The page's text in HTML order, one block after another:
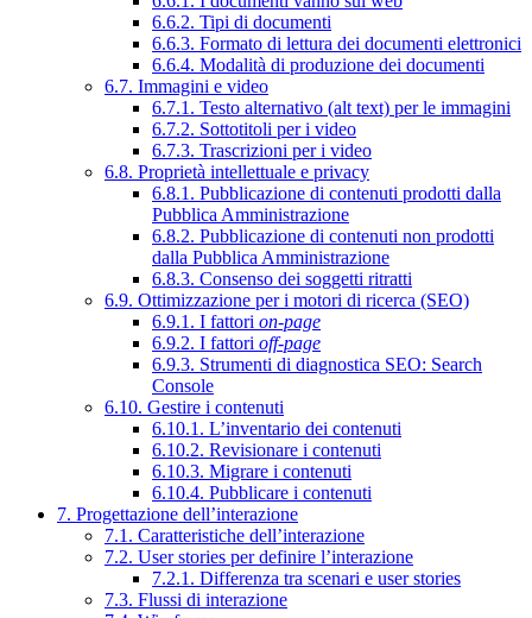
6.6.2. Tipi di documenti
6.6.3. Formato di lettura dei documenti elettronici
6.6.4. Modalità di produzione dei documenti
6.7. Immagini e video
6.7.1. Testo alternativo (alt text) per le immagini
6.7.2. Sottotitoli per i video
6.7.3. Trascrizioni per i video
6.8. Proprietà intellettuale e privacy
6.8.1. Pubblicazione di contenuti prodotti dalla
Pubblica Amministrazione
6.8.2. Pubblicazione di contenuti non prodotti
dalla Pubblica Amministrazione
6.8.3. Consenso dei soggetti ritratti
6.9. Ottimizzazione per i motori di ricerca (SEO)
6.9.1. I fattori on-page
6.9.2. I fattori off-page
6.9.3. Strumenti di diagnostica SEO: Search
Console
6.10. Gestire i contenuti
6.10.1. L’inventario dei contenuti
6.10.2. Revisionare i contenuti
6.10.3. Migrare i contenuti
6.10.4. Pubblicare i contenuti
7. Progettazione dell’interazione
7.1. Caratteristiche dell’interazione
7.2. User stories per definire l’interazione
7.2.1. Differenza tra scenari e user stories
7.3. Flussi di interazione